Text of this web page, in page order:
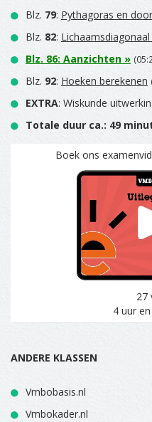
Blz. 79: Pythagoras en
Blz. 82:
Blz. 86: Aanzichten »
Blz. 92: Hoeken berekenen
EXTRA: Wiskunde
Totale duur ca.: 49
Boek ons
27
4 uur
ANDERE KLASSEN
Vmbobasis.nl
Vmbokader.nl